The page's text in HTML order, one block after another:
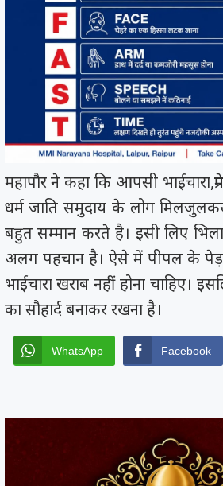
महापौर ने कहा कि आपसी
धर्म जाति समुदाय के लोग
बहुत सम्मान करते है। इसी लिए
अलग पहचान है। ऐसे में पीपल के पेड़
भाईचारा खराब नहीं होना
का सौहार्द बनाकर रखना है।
WhatsApp Facebook